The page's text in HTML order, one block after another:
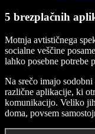
5 brezplačnih
Motnja avtističnega
socialne veščine
lahko posebne potrebe
Na srečo imajo
različne aplikacije, ki
komunikacijo. Veliko
doma, povsem